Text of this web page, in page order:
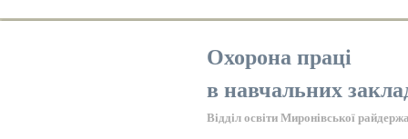
Охорона праці
в навчальних
Відділ освіти Миронівської